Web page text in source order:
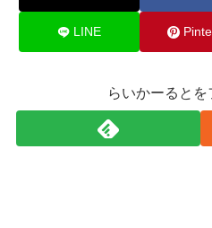
LINE
らいかーるとを